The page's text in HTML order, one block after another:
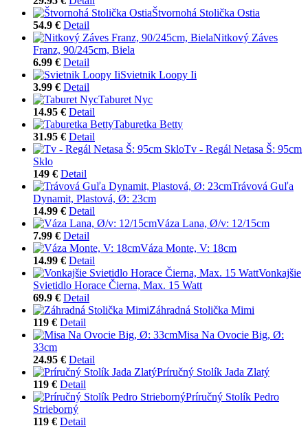
Štvornohá Stolička Ostia
54.9 € Detail
Nitkový Záves
Franz, 90/245cm, Biela
6.99 € Detail
Svietnik Loopy Ii
3.99 € Detail
Taburet Nyc
14.95 € Detail
Taburetka Betty
31.95 € Detail
Tv - Regál Netasa Š: 95cm
Sklo
149 € Detail
Trávová Guľa
Dynamit, Plastová, Ø: 23cm
14.99 € Detail
Váza Lana, Ø/v: 12/15cm
7.99 € Detail
Váza Monte, V: 18cm
14.99 € Detail
Vonkajšie
Svietidlo Horace Čierna, Max. 15 Watt
69.9 € Detail
Záhradná Stolička Mimi
119 € Detail
Misa Na Ovocie Big, Ø:
33cm
24.95 € Detail
Príručný Stolík Jada Zlatý
119 € Detail
Príručný Stolík Pedro
Strieborný
119 € Detail